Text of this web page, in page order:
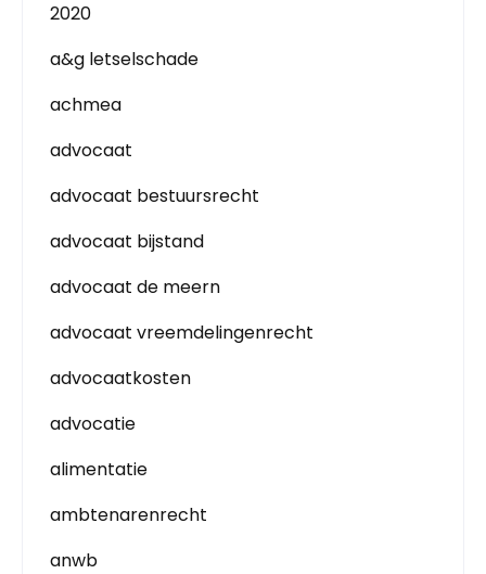
2020
a&g letselschade
achmea
advocaat
advocaat bestuursrecht
advocaat bijstand
advocaat de meern
advocaat vreemdelingenrecht
advocaatkosten
advocatie
alimentatie
ambtenarenrecht
anwb